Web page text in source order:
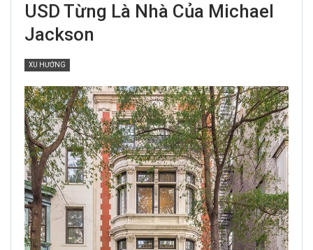
USD Từng Là Nhà Của Michael
Jackson
XU HƯỚNG